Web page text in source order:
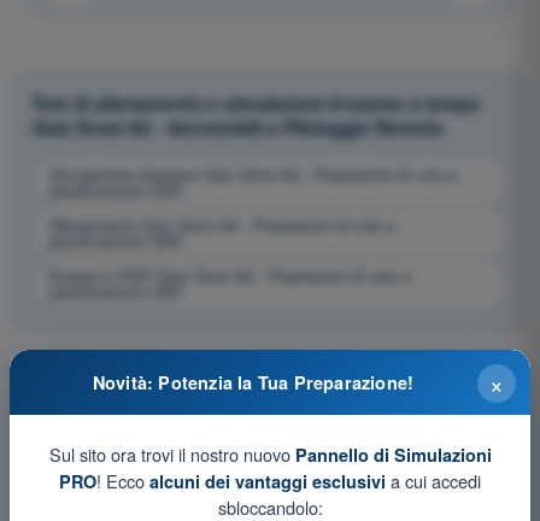
Test di allenamento e simulazioni d'esame a tempo
Quiz Droni A2 - Aeromobili a Pilotaggio Remoto
Simulazione d'esame Quiz Droni A2 - Prestazioni di volo e
Allenamento Quiz Droni A2 - Prestazioni di volo e
Esame in PDF Quiz Droni A2 - Prestazioni di volo e
×
Novità: Potenzia la Tua Preparazione!
Sul sito ora trovi il nostro nuovo Pannello di Simulazioni
PRO! Ecco alcuni dei vantaggi esclusivi a cui accedi
sbloccandolo: